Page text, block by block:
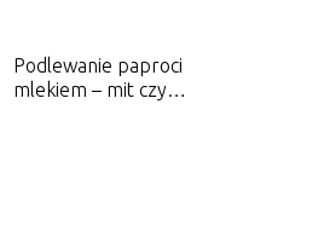
Podlewanie paproci
mlekiem – mit czy